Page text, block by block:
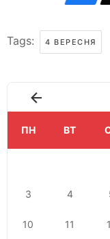
Tags: 4 ВЕРЕСНЯ
ПН ВТ
3 4
10 11